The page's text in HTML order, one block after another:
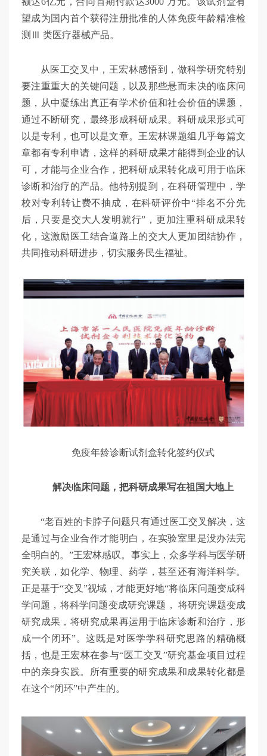
望成为国内首个获得注册批准的人体免疫年龄精准检
测Ⅲ 类医疗器械产品。
从医工交叉中，王宏林感悟到，做科学研究特别
要注重重大的关键问题，以及那些悬而未决的临床问
题，从中凝练出真正有学术价值和社会价值的课题，
通过不断研究，最终形成科研成果。科研成果形式可
以是专利，也可以是文章。王宏林课题组几乎每篇文
章都有专利申请，这样的科研成果才能得到企业的认
可，才能与企业合作，把科研成果转化成可用于临床
诊断和治疗的产品。他特别提到，在科研管理中，学
校对专利转让费不抽成，在科研评价中“排名不分先
后，只要是交大人发明就行”，更加注重科研成果转
化，这激励医工结合道路上的交大人更加团结协作，
共同推动科研进步，切实服务民生福祉。
免疫年龄诊断试剂盒转化签约仪式
解决临床问题，把科研成果写在祖国大地上
“老百姓的卡脖子问题只有通过医工交叉解决，这
是通过与企业合作才能明白，在实验室里是没办法完
全明白的。”王宏林感叹。事实上，众多学科与医学研
究关联，如化学、物理、药学，甚至还有海洋科学。
正是基于“交叉”视域，才能更好地“将临床问题变成科
学问题，将科学问题变成研究课题， 将研究课题变成
研究成果，将研究成果再运用于临床诊断和治疗，形
成一个闭环”。这既是对医学学科研究思路的精确概
括，也是王宏林在参与“医工交叉”研究基金项目过程
中的亲身实践。所有重要的研究成果和成果转化都是
在这个“闭环”中产生的。